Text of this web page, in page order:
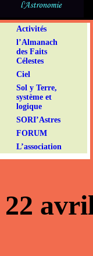
Activités
l’Almanach
des Faits
Célestes
Ciel
Sol y Terre,
système et
logique
SORI’Astres
FORUM
L’association
22